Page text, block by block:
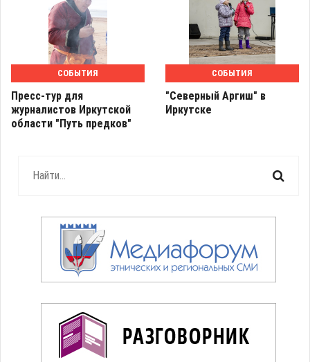
СОБЫТИЯ
Пресс-тур для
журналистов Иркутской
области "Путь предков"
СОБЫТИЯ
"Северный Аргиш" в
Иркутске